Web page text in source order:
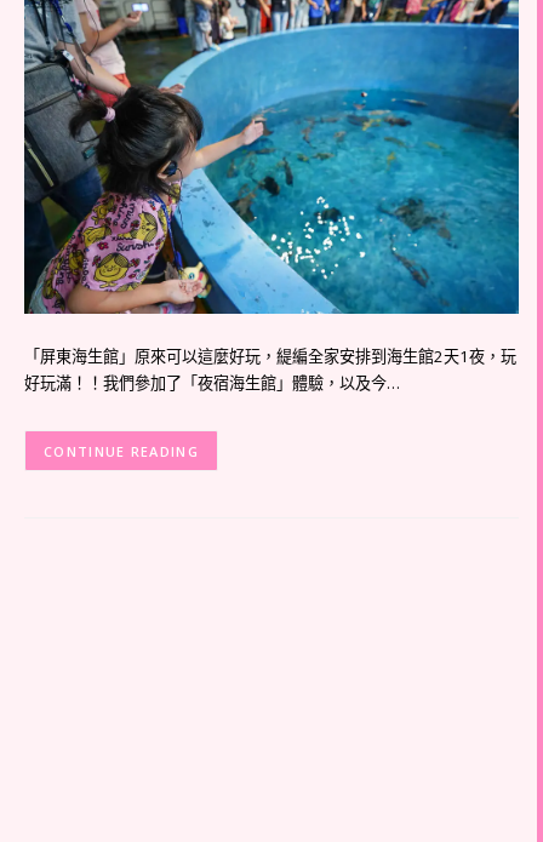
「屏東海生館」原來可以這麼好玩，緹編全家安排到海生館2天1夜，玩
好玩滿！！我們參加了「夜宿海生館」體驗，以及今…
CONTINUE READING